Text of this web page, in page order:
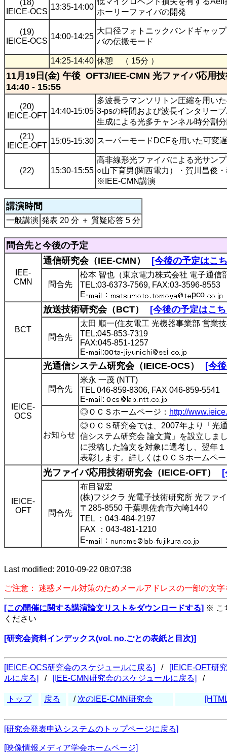
(18)
IEICE-OCS
13:35-14:00
ホーリーファイバの開発
(19)
IEICE-OCS
14:00-14:25
大口径フォトニックバンドギャッ
バの伝搬モード
14:25-14:40 休憩 （ 15分 ）
11月19日(金) 午後 OFT3/IEE-CMN 光ファイバ応用
14:40 - 15:55
(20)
IEICE-OFT
14:40-15:05
多波長ラマンソリトン圧縮を用い
3-psの時間および波長インタリー
生成による光多チャンネル時分割
(21)
IEICE-OFT
15:05-15:30 スーパーモードDCFを用いた可変
(22) 15:30-15:55
高非線形光ファイバによる光サン
○山下育男(関西電力）・賀川昌俊
※IEE-CMN講演
講演時間
一般講演 発表 20 分 ＋ 質疑応答 5 分
問合先と今後の予定
IEE-
CMN
通信研究会（IEE-CMN） [今後の予定はこ
問合先
松本 智也（東京電力株式会社 電子通信
TEL:03-6373-7569, FAX:03-3596-8553
E-
： pco
BCT
放送技術研究会（BCT） [今後の予定はこ
問合先
太田 順一(住友電工 光機器事業部 営業
TEL:045-853-7319
FAX:045-851-1257
E-
:oo - i
IEICE-
OCS
光通信システム研究会（IEICE-OCS） [今
問合先
米永 一茂 (NTT)
TEL 046-859-8306, FAX 046-859-5541
E-
: o
お知らせ
◎ＯＣＳホームページ： http://
◎ＯＣＳ研究会では、2007年より「光
信システム研究会 論文賞」を設立しま
に投稿した論文を対象に選考し、翌年
表彰します。詳しくはＯＣＳホームペ
IEICE-
OFT
光ファイバ応用技術研究会（IEICE-OFT）
問合先
布目智宏
(株)フジクラ 光電子技術研究所 光ファ
〒285-8550 千葉県佐倉市六崎1440
TEL ：043-484-2197
FAX ：043-481-1210
E-
：
Last modified: 2010-09-22 08:07:38
ご注意： 迷惑メール対策のためメールアドレスの一部の文
[この開催に関する講演論文リストをダウンロードする] ※ こ
ください
[研究会資料インデックス(vol. no.ごとの表紙と目次)]
[IEICE-OCS研究会のスケジュールに戻る] /
[IEICE-OFT研
ルに戻る]
/ [IEE-CMN研究会のスケジュールに戻る] /
トップ 戻る / 次のIEE-CMN研究会
[研究会発表申込システムのトップページに戻る]
[映像情報メディア学会ホームページ]